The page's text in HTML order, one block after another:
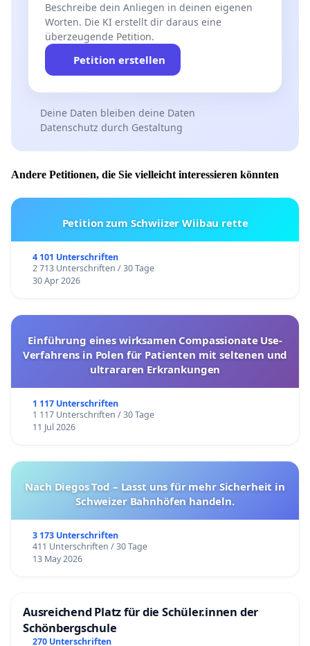
Beschreibe dein Anliegen in deinen eigenen
Worten. Die KI erstellt dir daraus eine
überzeugende Petition.
Petition erstellen
Deine Daten bleiben deine Daten
Datenschutz durch Gestaltung
Andere Petitionen, die Sie vielleicht interessieren könnten
Petition zum Schwiizer Wiibau rette
4 101 Unterschriften
2 713 Unterschriften / 30 Tage
30 Apr 2026
Einführung eines wirksamen Compassionate Use-
Verfahrens in Polen für Patienten mit seltenen und
ultrararen Erkrankungen
1 117 Unterschriften
1 117 Unterschriften / 30 Tage
11 Jul 2026
Nach Diegos Tod – Lasst uns für mehr Sicherheit in
Schweizer Bahnhöfen handeln.
3 173 Unterschriften
411 Unterschriften / 30 Tage
13 May 2026
Ausreichend Platz für die Schüler.innen der
Schönbergschule
270 Unterschriften